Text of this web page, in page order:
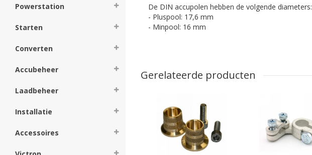
Powerstation
Starten
Converten
Accubeheer
Laadbeheer
Installatie
Accessoires
De DIN accupolen hebben de volgende diameters:
- Pluspool: 17,6 mm
- Minpool: 16 mm
Gerelateerde producten